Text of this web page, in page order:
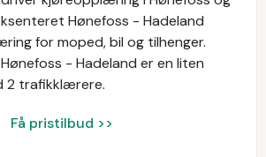
Hønefoss - Hadeland
for moped, bil og tilhenger.
- Hadeland er en liten
2 trafikklærere.
Få pristilbud >>